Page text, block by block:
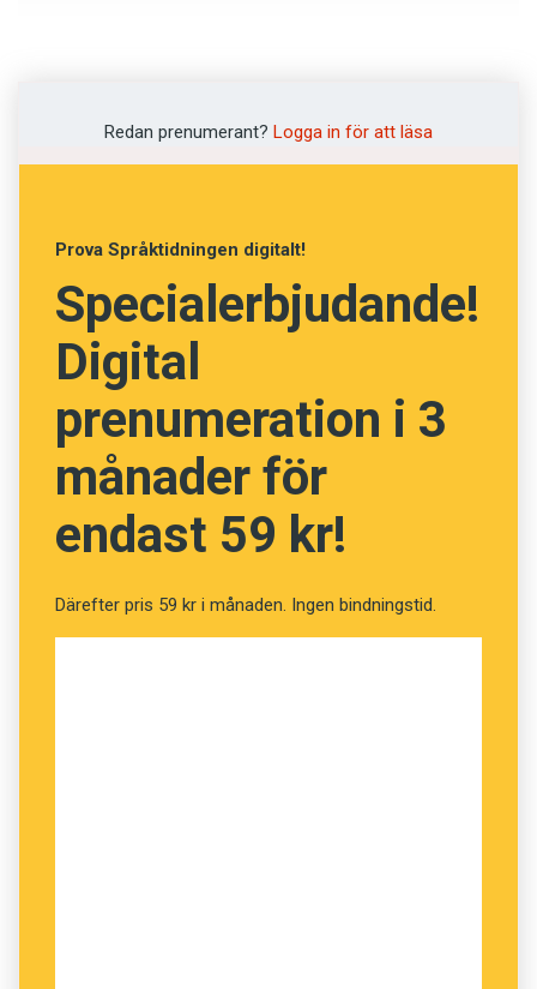
Knivhugga
NÄSTA FRÅGA
Redan prenumerant? Logga in för att läsa
Prova Språktidningen digitalt!
Specialerbjudande!
Digital
prenumeration i 3
månader för
endast 59 kr!
Därefter pris 59 kr i månaden. Ingen bindningstid.